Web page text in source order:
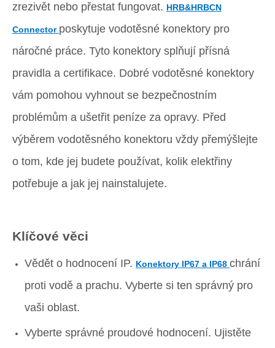
zrezivět nebo přestat fungovat. HRB&HRBCN
Connector poskytuje vodotěsné konektory pro
náročné práce. Tyto konektory splňují přísná
pravidla a certifikace. Dobré vodotěsné konektory
vám pomohou vyhnout se bezpečnostním
problémům a ušetřit peníze za opravy. Před
výběrem vodotěsného konektoru vždy přemýšlejte
o tom, kde jej budete používat, kolik elektřiny
potřebuje a jak jej nainstalujete.
Klíčové věci
Vědět o hodnocení IP. Konektory IP67 a IP68 chrání
proti vodě a prachu. Vyberte si ten správný pro
vaši oblast.
Vyberte správné proudové hodnocení. Ujistěte